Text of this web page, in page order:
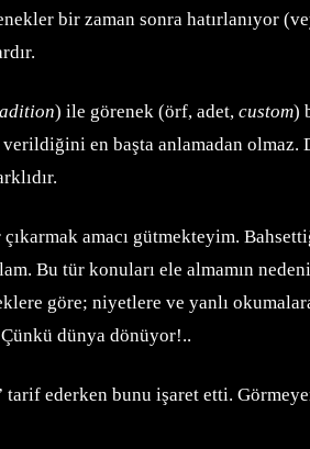
bir zaman sonra hatırlanıyor
) ile görenek (örf, adet, custom)
en başta anlamadan olmaz.
amacı gütmekteyim.
Bu tür konuları ele almamın
göre; niyetlere ve yanlı
dünya dönüyor!..
ederken bunu işaret etti.